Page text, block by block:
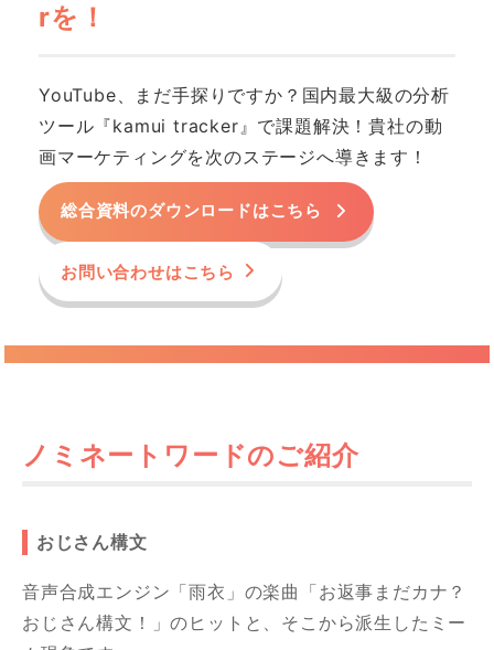
rを！
YouTube、まだ手探りですか？国内最大級の分析
ツール『kamui tracker』で課題解決！貴社の動
画マーケティングを次のステージへ導きます！
総合資料のダウンロードはこちら
お問い合わせはこちら
ノミネートワードのご紹介
おじさん構文
音声合成エンジン「雨衣」の楽曲「お返事まだカナ？
おじさん構文！」のヒットと、そこから派生したミー